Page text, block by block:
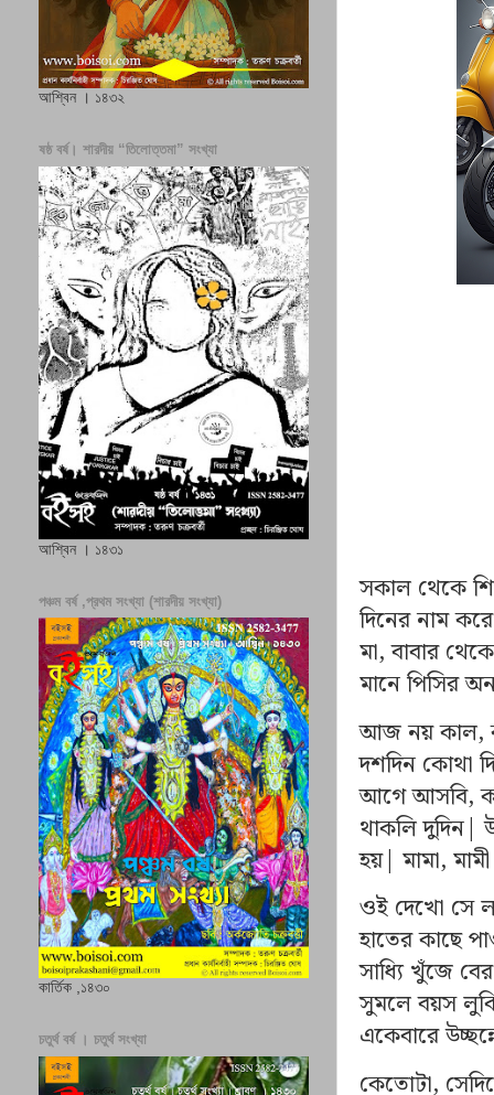
সকাল থেকে
দিনের নাম
মা, বাবার
মানে পিসির
আজ নয় কাল,
দশদিন কোথা
আগে আসবি,
থাকলি দুদিন|
হয়| মামা,
ওই দেখো সে
হাতের কাছে
সাধ্যি খুঁজে
সুমলে বয়স
একেবারে
কেতোটা,
আশ্বিন । ১৪৩২
ষষ্ঠ বর্ষ। শারদীয় “তিলোত্তমা” সংখ্যা
আশ্বিন । ১৪৩১
পঞ্চম বর্ষ ,প্রথম সংখ্যা (শারদীয় সংখ্যা)
কার্তিক ,১৪৩০
চতুর্থ বর্ষ । চতুর্থ সংখ্যা